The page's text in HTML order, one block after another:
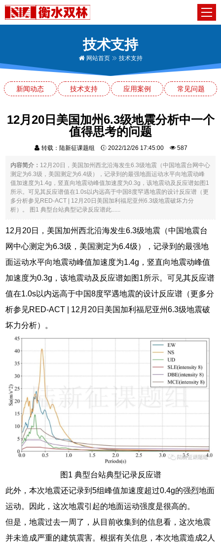
技术支持
网站首页 技术支持
新闻动态 技术支持 应用案例 常见问题
12月20日美国加州6.3级地震分析中一个
值得思考的问题
转载：陆新征课题组 2022/12/26 17:45:00 587
内容简介： 12月20日，美国加州西北沿海发生6.3级地震（中国地震台网中心
测定为6.3级，美国测定为6.4级），记录到的最强地面运动水平向地震动峰
值加速度为1.4g，竖直向地震动峰值加速度为0.3g，该地震动及反应谱如图1
所示。可见其反应谱值在1.0s以内远高于中国8度罕遇地震的设计反应谱（更
多分析参见RED-ACT | 12月20日美国加利福尼亚州6.3级地震破坏力分
析）。 图1 典型台站典型记录反应谱此......
12月20日，美国加州西北沿海发生6.3级地震（中国地震台
网中心测定为6.3级，美国测定为6.4级），记录到的最强地
面运动水平向地震动峰值加速度为1.4g，竖直向地震动峰值
加速度为0.3g，该地震动及反应谱如图1所示。可见其反应谱
值在1.0s以内远高于中国8度罕遇地震的设计反应谱（更多分
析参见RED-ACT | 12月20日美国加利福尼亚州6.3级地震破
坏力分析）。
图1 典型台站典型记录反应谱
此外，本次地震还记录到5组峰值加速度超过0.4g的强烈地面
运动。因此，这次地震引起的地面运动强度是很高的。
但是，地震过去一周了，从目前收集到的信息看，这次地震
并未造成严重的建筑震害。根据有关信息，本次地震造成2人